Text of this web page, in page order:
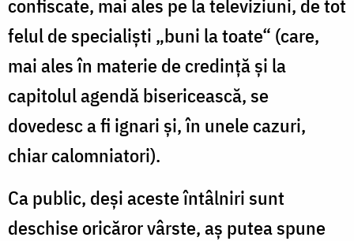
confiscate, mai ales pe la televiziuni, de tot
felul de specialişti „buni la toate“ (care,
mai ales în materie de credinţă şi la
capitolul agendă bisericească, se
dovedesc a fi ignari şi, în unele cazuri,
chiar calomniatori).
Ca public, deşi aceste întâlniri sunt
deschise oricăror vârste, aş putea spune